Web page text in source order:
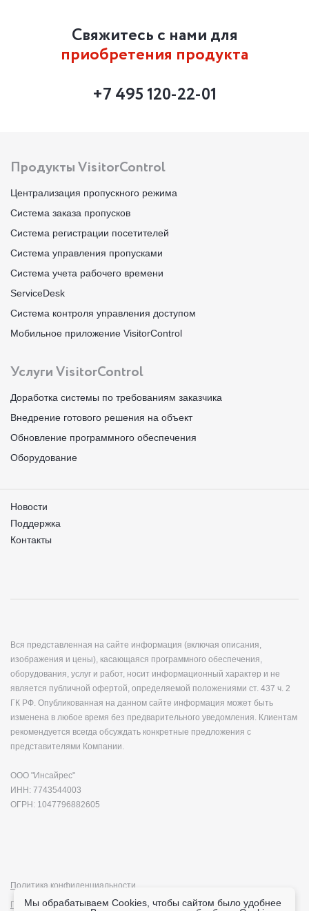
Свяжитесь с нами для
приобретения продукта
+7 495 120-22-01
Продукты VisitorControl
Централизация пропускного режима
Система заказа пропусков
Система регистрации посетителей
Система управления пропусками
Система учета рабочего времени
ServiceDesk
Система контроля управления доступом
Мобильное приложение VisitorControl
Услуги VisitorControl
Доработка системы по требованиям заказчика
Внедрение готового решения на объект
Обновление программного обеспечения
Оборудование
Новости
Поддержка
Контакты
Вся представленная на сайте информация (включая описания,
изображения и цены), касающаяся программного обеспечения,
оборудования, услуг и работ, носит информационный характер и не
является публичной офертой, определяемой положениями ст. 437 ч. 2
ГК РФ. Опубликованная на данном сайте информация может быть
изменена в любое время без предварительного уведомления. Клиентам
рекомендуется всегда обсуждать конкретные предложения с
представителями Компании.
ООО "Инсайрес"
ИНН: 7743544003
ОГРН: 1047796882605
Политика конфиденциальности
Политика cookie
Мы обрабатываем Cookies, чтобы сайтом было удобнее